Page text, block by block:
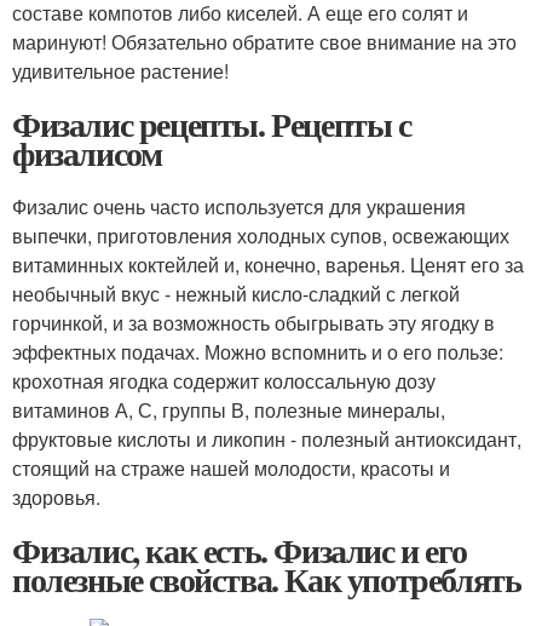
составе компотов либо киселей. А еще его солят и
маринуют! Обязательно обратите свое внимание на это
удивительное растение!
Физалис рецепты. Рецепты с
физалисом
Физалис очень часто используется для украшения
выпечки, приготовления холодных супов, освежающих
витаминных коктейлей и, конечно, варенья. Ценят его за
необычный вкус - нежный кисло-сладкий с легкой
горчинкой, и за возможность обыгрывать эту ягодку в
эффектных подачах. Можно вспомнить и о его пользе:
крохотная ягодка содержит колоссальную дозу
витаминов А, С, группы В, полезные минералы,
фруктовые кислоты и ликопин - полезный антиоксидант,
стоящий на страже нашей молодости, красоты и
здоровья.
Физалис, как есть. Физалис и его
полезные свойства. Как употреблять